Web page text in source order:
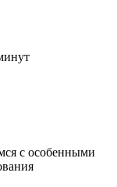
с особенными